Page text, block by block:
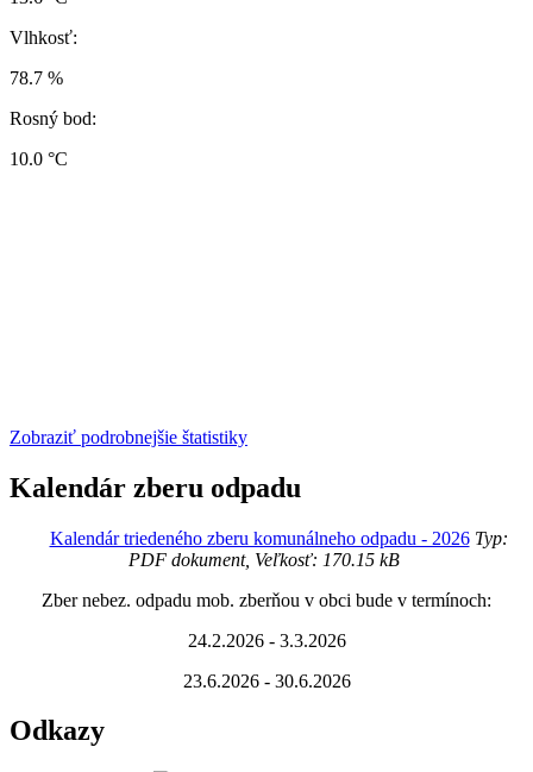
Vlhkosť:
78.7 %
Rosný bod:
10.0 °C
Zobraziť podrobnejšie štatistiky
Kalendár zberu odpadu
Kalendár triedeného zberu komunálneho odpadu - 2026Typ:
PDF dokument, Veľkosť: 170.15 kB
Zber nebez. odpadu mob. zberňou v obci bude v termínoch:
24.2.2026 - 3.3.2026
23.6.2026 - 30.6.2026
Odkazy